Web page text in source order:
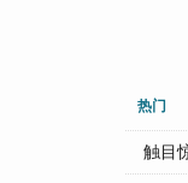
热门
触目